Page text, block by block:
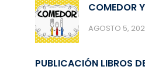
COMEDOR
AGOSTO 5,
PUBLICACIÓN LIBROS